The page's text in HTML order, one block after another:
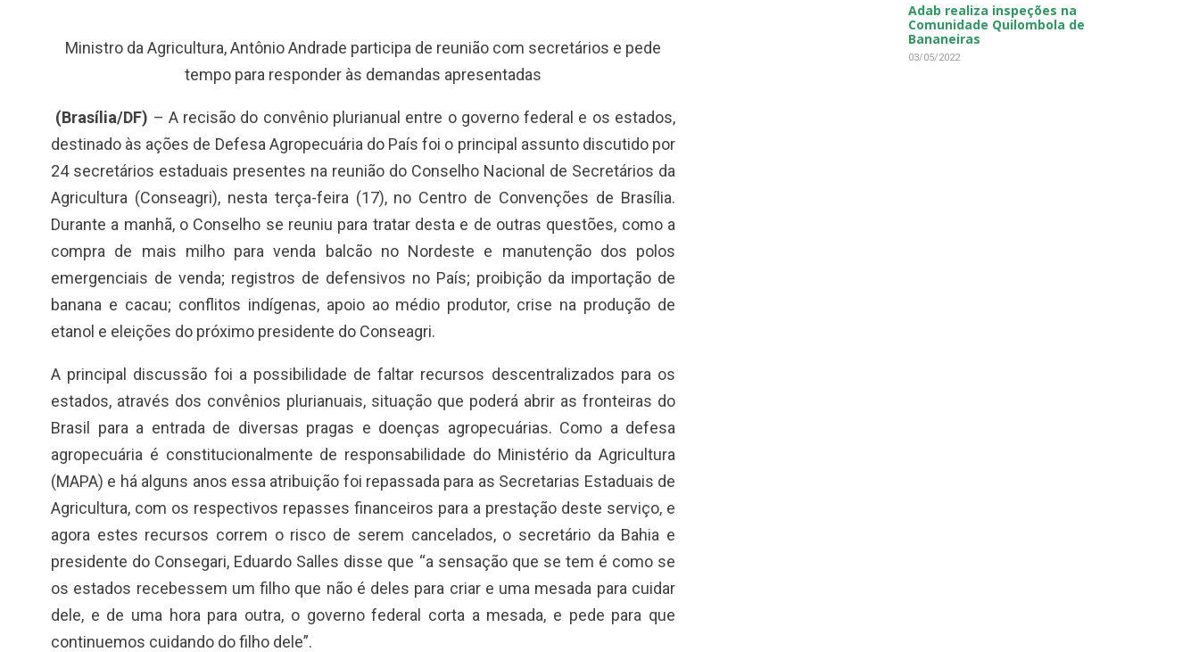
Ministro da Agricultura, Antônio Andrade participa de reunião com secretários e pede
tempo para responder às demandas apresentadas
(Brasília/DF) – A recisão do convênio plurianual entre o governo federal e os estados,
destinado às ações de Defesa Agropecuária do País foi o principal assunto discutido por
24 secretários estaduais presentes na reunião do Conselho Nacional de Secretários da
Agricultura (Conseagri), nesta terça-feira (17), no Centro de Convenções de Brasília.
Durante a manhã, o Conselho se reuniu para tratar desta e de outras questões, como a
compra de mais milho para venda balcão no Nordeste e manutenção dos polos
emergenciais de venda; registros de defensivos no País; proibição da importação de
banana e cacau; conflitos indígenas, apoio ao médio produtor, crise na produção de
etanol e eleições do próximo presidente do Conseagri.
A principal discussão foi a possibilidade de faltar recursos descentralizados para os
estados, através dos convênios plurianuais, situação que poderá abrir as fronteiras do
Brasil para a entrada de diversas pragas e doenças agropecuárias. Como a defesa
agropecuária é constitucionalmente de responsabilidade do Ministério da Agricultura
(MAPA) e há alguns anos essa atribuição foi repassada para as Secretarias Estaduais de
Agricultura, com os respectivos repasses financeiros para a prestação deste serviço, e
agora estes recursos correm o risco de serem cancelados, o secretário da Bahia e
presidente do Consegari, Eduardo Salles disse que “a sensação que se tem é como se
os estados recebessem um filho que não é deles para criar e uma mesada para cuidar
dele, e de uma hora para outra, o governo federal corta a mesada, e pede para que
continuemos cuidando do filho dele”.
Adab realiza inspeções na
Comunidade Quilombola de
Bananeiras
03/05/2022